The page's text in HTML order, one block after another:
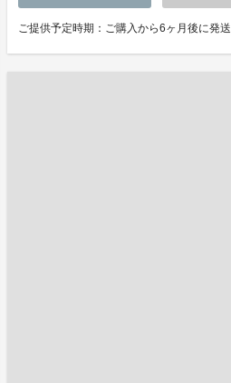
ご提供予定時期：ご購入から6ヶ月後に発送